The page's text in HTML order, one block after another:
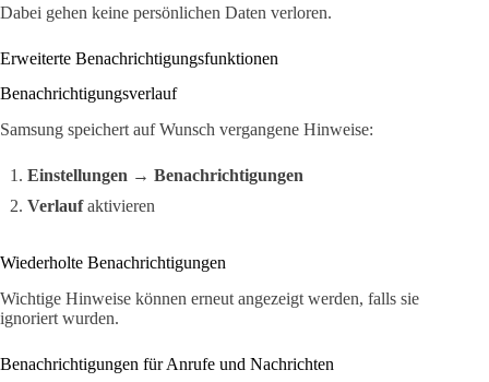
Dabei gehen keine persönlichen Daten verloren.
Erweiterte Benachrichtigungsfunktionen
Benachrichtigungsverlauf
Samsung speichert auf Wunsch vergangene Hinweise:
Einstellungen → Benachrichtigungen
Verlaufaktivieren
Wiederholte Benachrichtigungen
Wichtige Hinweise können erneut angezeigt werden, falls sie
ignoriert wurden.
Benachrichtigungen für Anrufe und Nachrichten